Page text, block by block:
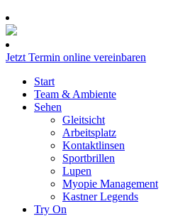
Jetzt Termin online vereinbaren
Start
Team & Ambiente
Sehen
Gleitsicht
Arbeitsplatz
Kontaktlinsen
Sportbrillen
Lupen
Myopie Management
Kastner Legends
Try On